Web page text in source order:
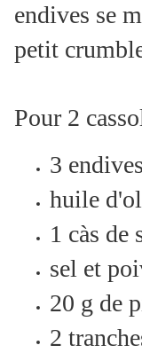
endives se
petit
Pour 2
3 endives
huile
1 càs de
sel et
20 g de
2